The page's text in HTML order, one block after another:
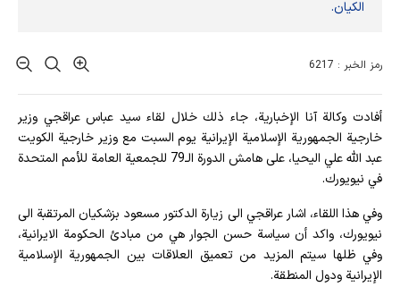
الكيان.
رمز الخبر : 6217
أفادت وکالة آنا الإخباریة، جاء ذلك خلال لقاء سيد عباس عراقجي وزير
خارجية الجمهورية الإسلامية الإيرانية يوم السبت مع وزير خارجية الكويت
عبد الله علي اليحيا، على هامش الدورة الـ79 للجمعية العامة للأمم المتحدة
في نيويورك.
وفي هذا اللقاء، اشار عراقجي الى زيارة الدكتور مسعود بزشكيان المرتقبة الى
نيويورك، واكد أن سياسة حسن الجوار هي من مبادئ الحكومة الايرانية،
وفي ظلها سيتم المزيد من تعميق العلاقات بين الجمهورية الإسلامية
الإيرانية ودول المنطقة.